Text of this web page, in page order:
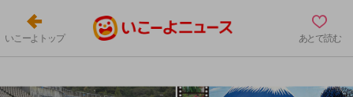
いこーよトップ あとで読む